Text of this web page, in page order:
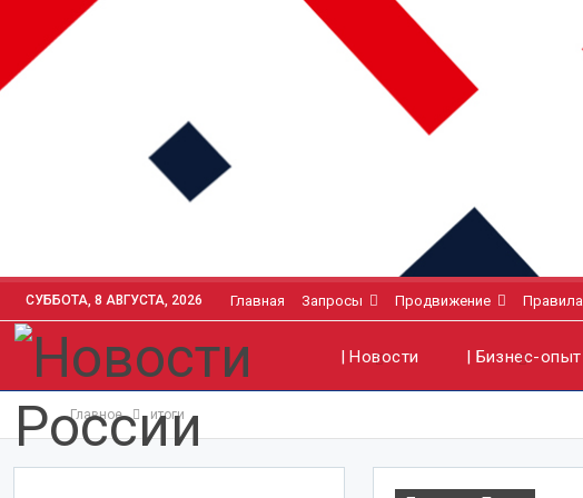
СУББОТА, 8 АВГУСТА, 2026 Главная Запросы Продвижение Правила
| Новости | Бизнес-опыт
Главное итоги